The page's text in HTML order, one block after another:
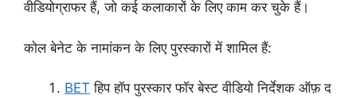
वीडियोग्राफर हैं, जो कई कलाकारों के लिए काम कर चुके हैं।
कोल बेनेट के नामांकन के लिए पुरस्कारों में शामिल हैं:
BET हिप हॉप पुरस्कार फॉर बेस्ट वीडियो निर्देशक ऑफ़ द